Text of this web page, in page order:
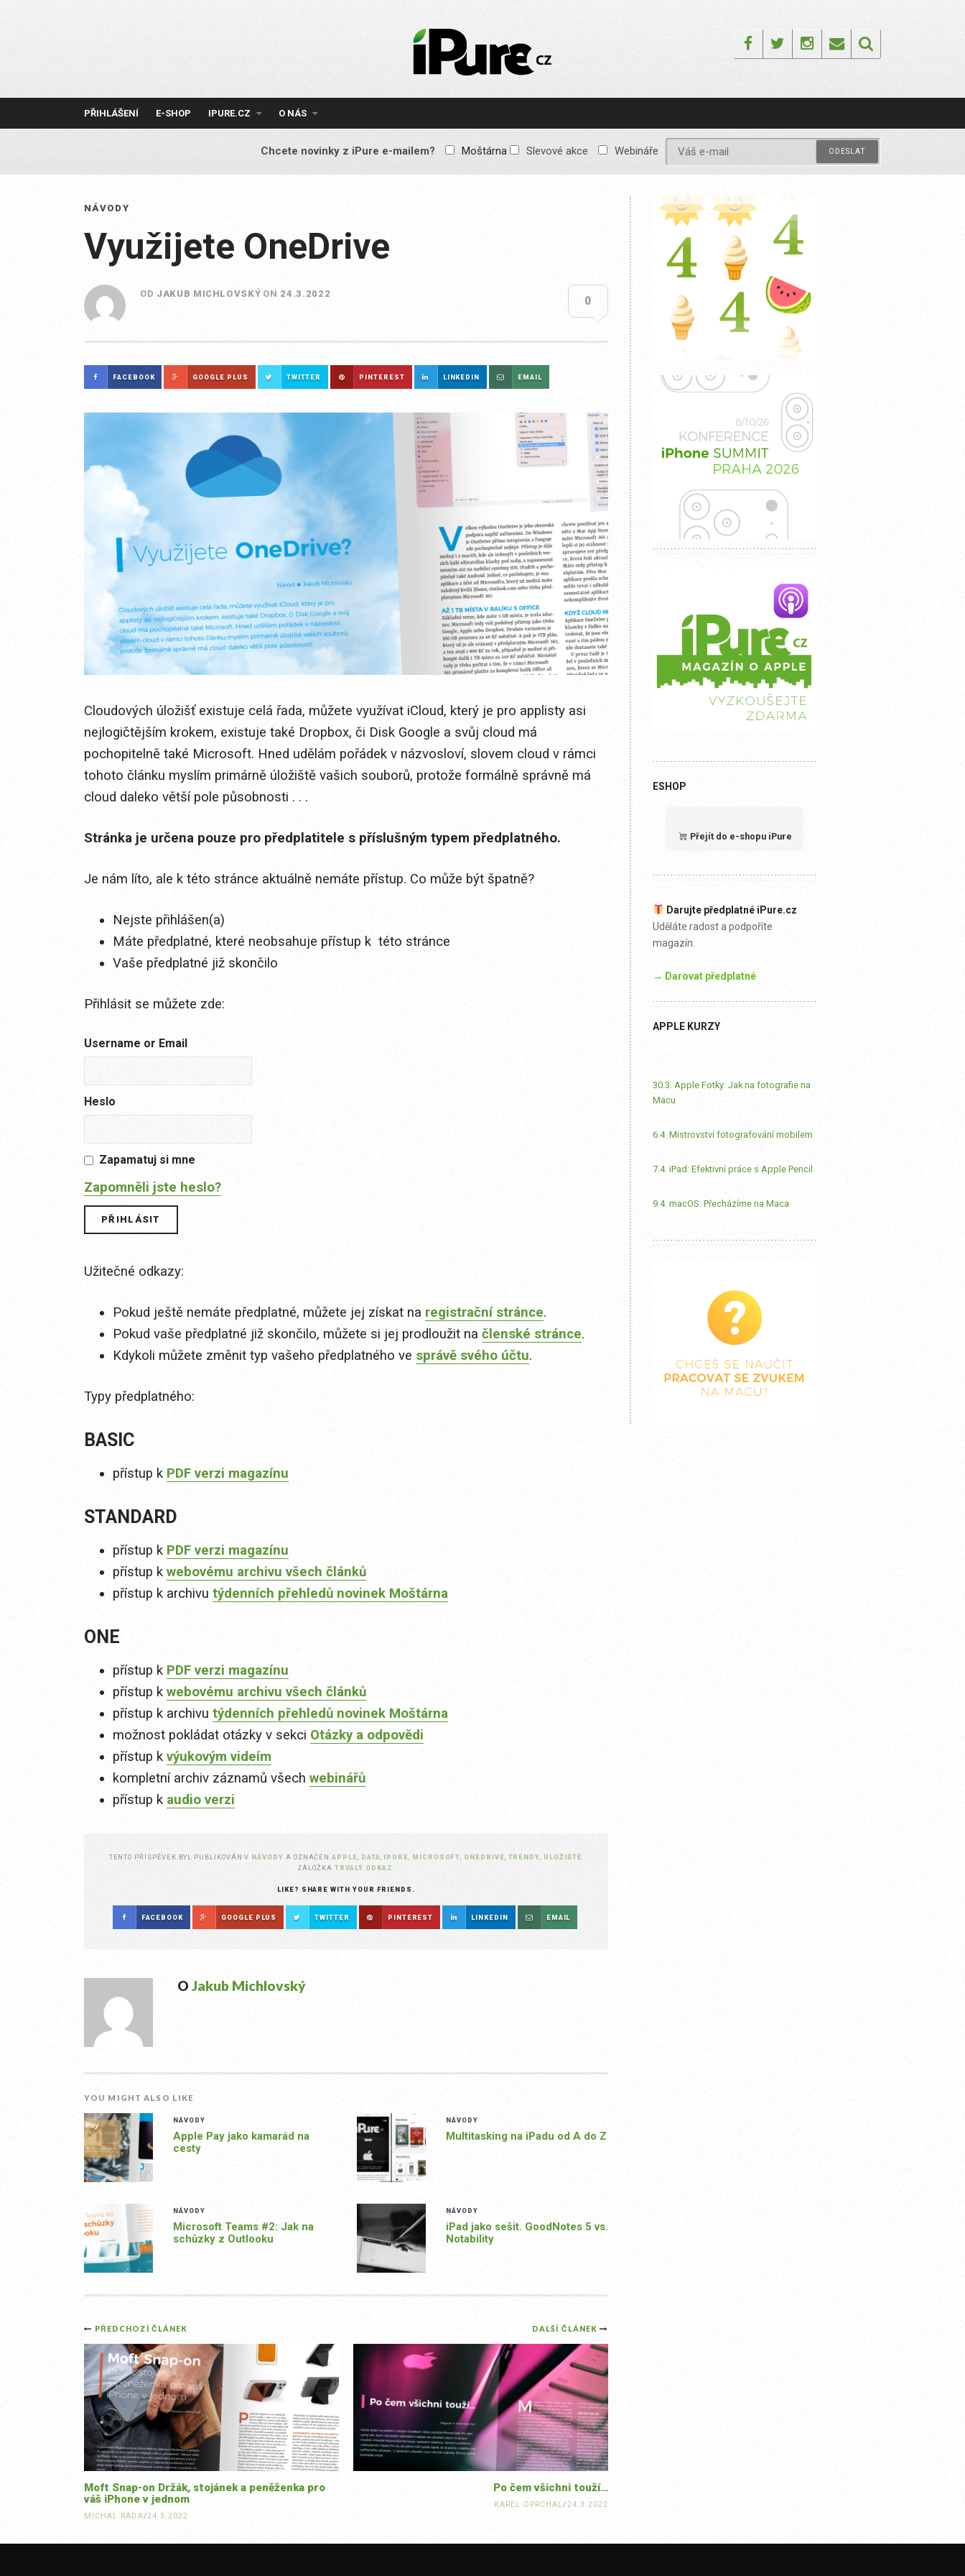
IPURE.CZ
Prémiový Apple e-
reklamy, žádné
obsah pro všechny
FacebookTwitterInstagram
Email
PŘIHLÁŠENÍ E-SHOP IPURE.CZ O NÁS
Chcete novinky z iPure e-mailem? Moštárna Slevové akce Webináře
NÁVODY
Využijete OneDrive
OD JAKUB MICHLOVSKÝ ON 24.3.2022
0
FACEBOOK GOOGLE PLUS TWITTER PINTEREST LINKEDIN EMAIL
Cloudových úložišť existuje celá řada, můžete využívat iCloud, který je pro applisty asi
nejlogičtějším krokem, existuje také Dropbox, či Disk Google a svůj cloud má
pochopitelně také Microsoft. Hned udělám pořádek v názvosloví, slovem cloud v rámci
tohoto článku myslím primárně úložiště vašich souborů, protože formálně správně má
cloud daleko větší pole působnosti . . .
Stránka je určena pouze pro předplatitele s příslušným typem předplatného.
Je nám líto, ale k této stránce aktuálně nemáte přístup. Co může být špatně?
Nejste přihlášen(a)
Máte předplatné, které neobsahuje přístup k této stránce
Vaše předplatné již skončilo
Přihlásit se můžete zde:
Username or Email
Heslo
Zapamatuj si mne
Zapomněli jste heslo?
Užitečné odkazy:
Pokud ještě nemáte předplatné, můžete jej získat na registrační stránce.
Pokud vaše předplatné již skončilo, můžete si jej prodloužit na členské stránce.
Kdykoli můžete změnit typ vašeho předplatného ve správě svého účtu.
Typy předplatného:
BASIC
přístup k PDF verzi magazínu
STANDARD
přístup k PDF verzi magazínu
přístup k webovému archivu všech článků
přístup k archivu týdenních přehledů novinek Moštárna
ONE
přístup k PDF verzi magazínu
přístup k webovému archivu všech článků
přístup k archivu týdenních přehledů novinek Moštárna
možnost pokládat otázky v sekci Otázky a odpovědi
přístup k výukovým videím
kompletní archiv záznamů všech webinářů
přístup k audio verzi
TENTO PŘÍSPĚVEK BYL PUBLIKOVÁN V NÁVODY A OZNAČENAPPLE DATA IPURE MICROSOFT ONEDRIVE TRENDY ÚLOŽIŠTĚ
ZÁLOŽKA TRVALÝ ODKAZ
LIKE? SHARE WITH YOUR FRIENDS.
FACEBOOK GOOGLE PLUS TWITTER PINTEREST LINKEDIN EMAIL
O Jakub Michlovský
YOU MIGHT ALSO LIKE
NÁVODY
Apple Pay jako kamarád na
cesty
NÁVODY
Multitasking na iPadu od A do Z
NÁVODY
Microsoft Teams #2: Jak na
schůzky z Outlooku
NÁVODY
iPad jako sešit. GoodNotes 5 vs.
Notability
Post
navigation
DALŠÍ ČLÁNEK
Po čem všichni touží…
KAREL OPRCHAL/24.3.2022
PŘEDCHOZÍ ČLÁNEK
Moft Snap-on Držák, stojánek a peněženka pro
váš iPhone v jednom
MICHAL RADA/24.3.2022
ESHOP
Přejít do e-shopu iPure
Darujte předplatné iPure.cz
Uděláte radost a podpoříte
magazín.
→ Darovat předplatné
APPLE KURZY
30.3. Apple Fotky: Jak na fotografie na
Macu
6.4. Mistrovství fotografování mobilem
7.4. iPad: Efektivní práce s Apple Pencil
9.4. macOS: Přecházíme na Maca